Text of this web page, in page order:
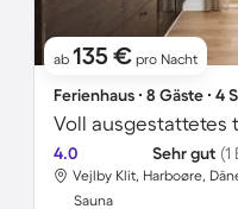
ab 135 € pro Nacht
Ferienhaus ∙ 8 Gäste ∙ 4
4.0 Sehr gut
Vejlby Klit, Harboøre,
Sauna